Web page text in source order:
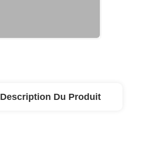
Description Du Produit